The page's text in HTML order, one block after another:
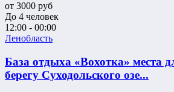
от 3000 руб
До 4 человек
12:00 - 00:00
Ленобласть
База отдыха «Вохотка» места
берегу Суходольского озе...